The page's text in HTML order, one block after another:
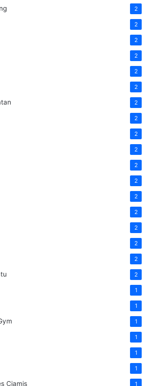
2
2
2
2
2
2
2
2
2
2
2
2
2
2
2
2
2
2
1
1
1
1
1
1
Ciamis 1